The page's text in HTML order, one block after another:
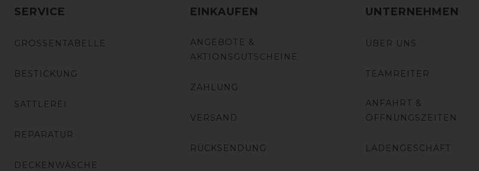
SERVICE
GRÖSSENTABELLE
BESTICKUNG
SATTLEREI
REPARATUR
DECKENWÄSCHE
EINKAUFEN
ANGEBOTE &
AKTIONSGUTSCHEINE
ZAHLUNG
VERSAND
RÜCKSENDUNG
UNTERNEHMEN
ÜBER UNS
TEAMREITER
ANFAHRT &
ÖFFNUNGSZEITEN
LADENGESCHÄFT